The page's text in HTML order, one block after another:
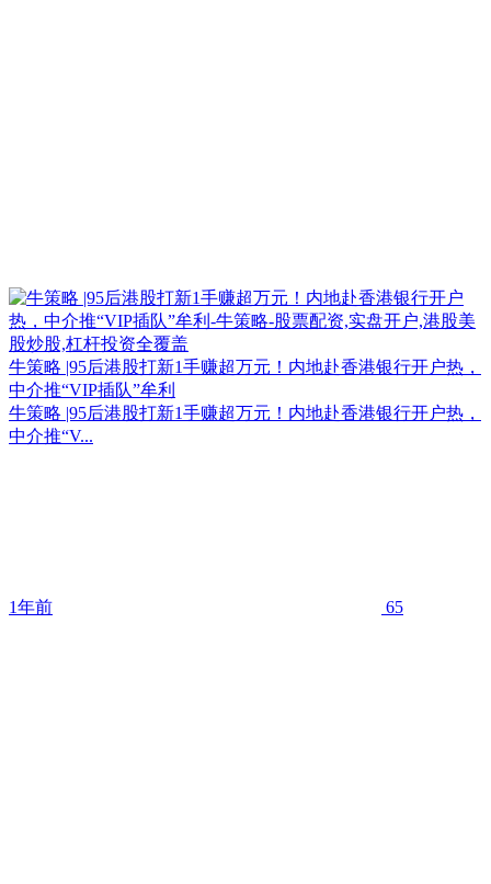
牛策略 |95后港股打新1手赚超万元！内地赴香港银行开户热，
中介推“VIP插队”牟利
牛策略 |95后港股打新1手赚超万元！内地赴香港银行开户热，
中介推“V...
1年前 65